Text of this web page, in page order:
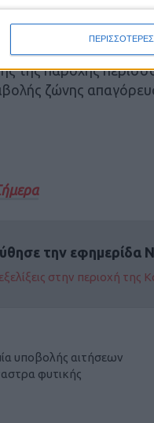
δώσει
των ΗΠΑ θα
της παροχής
ζώνης
την
στην περιοχή της
υποβολής αιτήσεων
φυτικής